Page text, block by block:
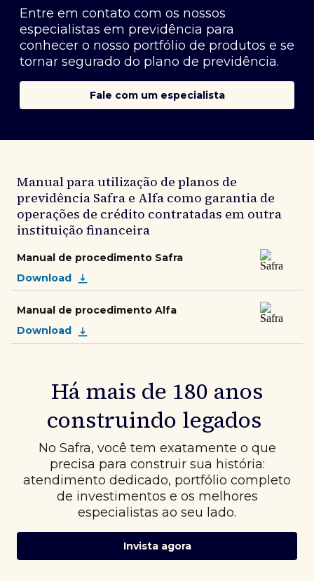
Entre em contato com os nossos
especialistas em previdência para
conhecer o nosso portfólio de produtos e se
tornar segurado do plano de previdência.
Fale com um especialista
Manual para utilização de planos de
previdência Safra e Alfa como garantia de
operações de crédito contratadas em outra
instituição financeira
Manual de procedimento Safra
Download
Manual de procedimento Alfa
Download
Há mais de 180 anos
construindo legados
No Safra, você tem exatamente o que
precisa para construir sua história:
atendimento dedicado, portfólio completo
de investimentos e os melhores
especialistas ao seu lado.
Invista agora